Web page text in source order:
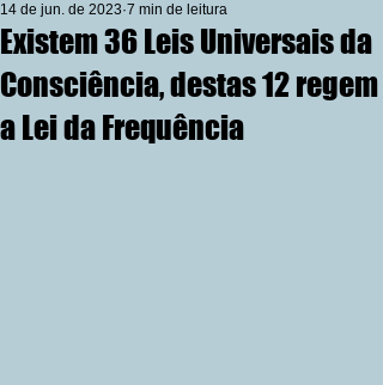
Existem 36 Leis Universais da
Consciência, destas 12 regem
a Lei da Frequência
14 de jun. de 2023 7 min de leitura